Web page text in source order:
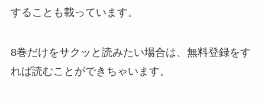
することも載っています。
8巻だけをサクッと読みたい場合は、無料登録をす
れば読むことができちゃいます。